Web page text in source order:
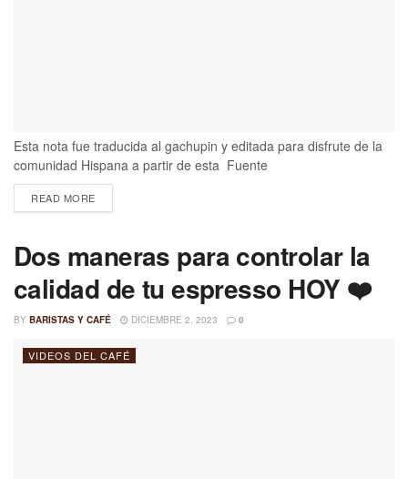
Esta nota fue traducida al gachupin y editada para disfrute de la
comunidad Hispana a partir de esta Fuente
READ MORE
Dos maneras para controlar la
calidad de tu espresso HOY ❤️
BY BARISTAS Y CAFÉ DICIEMBRE 2, 2023 0
VIDEOS DEL CAFÉ